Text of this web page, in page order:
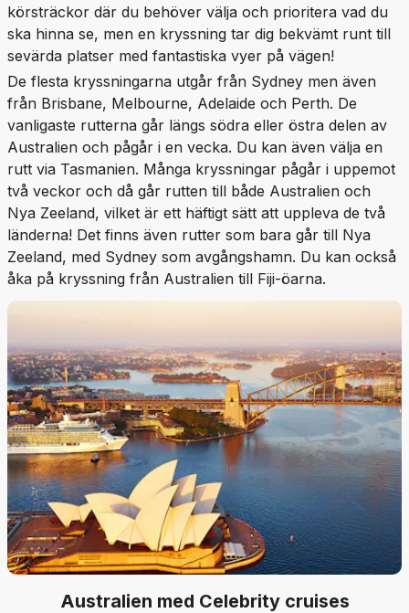
körsträckor där du behöver välja och prioritera vad du
ska hinna se, men en kryssning tar dig bekvämt runt till
sevärda platser med fantastiska vyer på vägen!
De flesta kryssningarna utgår från Sydney men även
från Brisbane, Melbourne, Adelaide och Perth. De
vanligaste rutterna går längs södra eller östra delen av
Australien och pågår i en vecka. Du kan även välja en
rutt via Tasmanien. Många kryssningar pågår i uppemot
två veckor och då går rutten till både Australien och
Nya Zeeland, vilket är ett häftigt sätt att uppleva de två
länderna! Det finns även rutter som bara går till Nya
Zeeland, med Sydney som avgångshamn. Du kan också
åka på kryssning från Australien till Fiji-öarna.
Australien med Celebrity cruises